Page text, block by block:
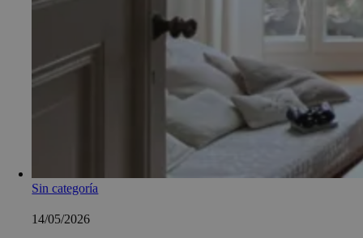
Sin categoría
14/05/2026